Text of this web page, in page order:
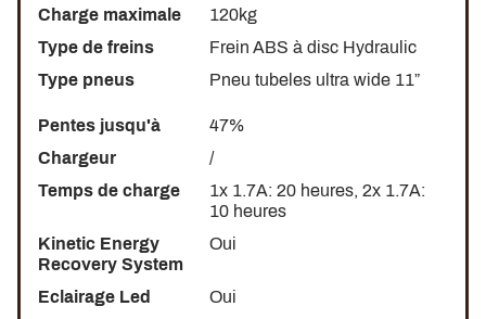
Charge maximale
120kg
Type de freins
Frein ABS à disc Hydraulic
Type pneus
Pneu tubeles ultra wide 11”
Pentes jusqu'à
47%
Chargeur
/
Temps de charge
1x 1.7A: 20 heures, 2x 1.7A:
10 heures
Kinetic Energy
Recovery System
Oui
Eclairage Led
Oui